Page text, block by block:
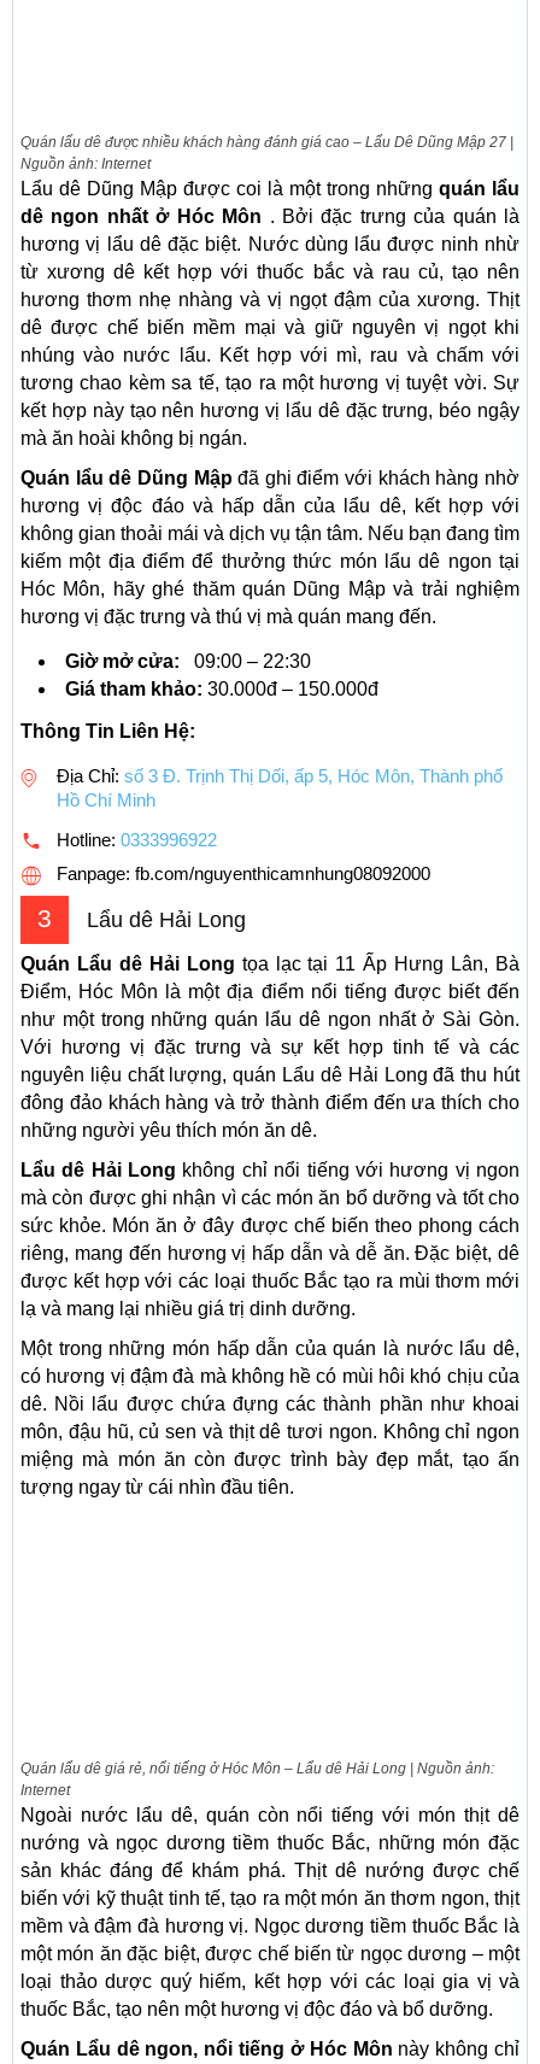
Quán lẩu dê được nhiều khách hàng đánh giá cao – Lẩu Dê Dũng Mập 27 |
Nguồn ảnh: Internet
Lẩu dê Dũng Mập được coi là một trong những quán lẩu
dê ngon nhất ở Hóc Môn . Bởi đặc trưng của quán là
hương vị lẩu dê đặc biệt. Nước dùng lẩu được ninh nhừ
từ xương dê kết hợp với thuốc bắc và rau củ, tạo nên
hương thơm nhẹ nhàng và vị ngọt đậm của xương. Thịt
dê được chế biến mềm mại và giữ nguyên vị ngọt khi
nhúng vào nước lẩu. Kết hợp với mì, rau và chấm với
tương chao kèm sa tế, tạo ra một hương vị tuyệt vời. Sự
kết hợp này tạo nên hương vị lẩu dê đặc trưng, béo ngậy
mà ăn hoài không bị ngán.
Quán lẩu dê Dũng Mậpđã ghi điểm với khách hàng nhờ
hương vị độc đáo và hấp dẫn của lẩu dê, kết hợp với
không gian thoải mái và dịch vụ tận tâm. Nếu bạn đang tìm
kiếm một địa điểm để thưởng thức món lẩu dê ngon tại
Hóc Môn, hãy ghé thăm quán Dũng Mập và trải nghiệm
hương vị đặc trưng và thú vị mà quán mang đến.
Giờ mở cửa:
09:00 – 22:30
Giá tham khảo: 30.000đ – 150.000đ
Thông Tin Liên Hệ:
Địa Chỉ: số 3 Đ. Trịnh Thị Dối, ấp 5, Hóc Môn, Thành phố
Hồ Chí Minh
Hotline: 0333996922
Fanpage: fb.com/nguyenthicamnhung08092000
3 Lẩu dê Hải Long
Quán Lẩu dê Hải Long tọa lạc tại 11 Ấp Hưng Lân, Bà
Điểm, Hóc Môn là một địa điểm nổi tiếng được biết đến
như một trong những quán lẩu dê ngon nhất ở Sài Gòn.
Với hương vị đặc trưng và sự kết hợp tinh tế và các
nguyên liệu chất lượng, quán Lẩu dê Hải Long đã thu hút
đông đảo khách hàng và trở thành điểm đến ưa thích cho
những người yêu thích món ăn dê.
Lẩu dê Hải Long không chỉ nổi tiếng với hương vị ngon
mà còn được ghi nhận vì các món ăn bổ dưỡng và tốt cho
sức khỏe. Món ăn ở đây được chế biến theo phong cách
riêng, mang đến hương vị hấp dẫn và dễ ăn. Đặc biệt, dê
được kết hợp với các loại thuốc Bắc tạo ra mùi thơm mới
lạ và mang lại nhiều giá trị dinh dưỡng.
Một trong những món hấp dẫn của quán là nước lẩu dê,
có hương vị đậm đà mà không hề có mùi hôi khó chịu của
dê. Nồi lẩu được chứa đựng các thành phần như khoai
môn, đậu hũ, củ sen và thịt dê tươi ngon. Không chỉ ngon
miệng mà món ăn còn được trình bày đẹp mắt, tạo ấn
tượng ngay từ cái nhìn đầu tiên.
Quán lẩu dê giá rẻ, nổi tiếng ở Hóc Môn – Lẩu dê Hải Long | Nguồn ảnh:
Internet
Ngoài nước lẩu dê, quán còn nổi tiếng với món thịt dê
nướng và ngọc dương tiềm thuốc Bắc, những món đặc
sản khác đáng để khám phá. Thịt dê nướng được chế
biến với kỹ thuật tinh tế, tạo ra một món ăn thơm ngon, thịt
mềm và đậm đà hương vị. Ngọc dương tiềm thuốc Bắc là
một món ăn đặc biệt, được chế biến từ ngọc dương – một
loại thảo dược quý hiếm, kết hợp với các loại gia vị và
thuốc Bắc, tạo nên một hương vị độc đáo và bổ dưỡng.
Quán Lẩu dê ngon, nổi tiếng ở Hóc Môn này không chỉ